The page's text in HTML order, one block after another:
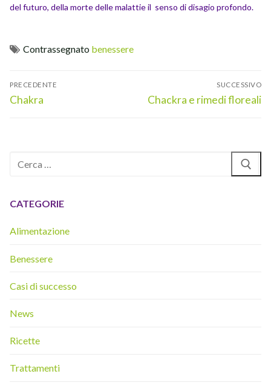
del futuro, della morte delle malattie il senso di disagio profondo.
Contrassegnato benessere
Navigazione
articoli
PRECEDENTE
Articolo
Chakra
SUCCESSIVO
Articolo
Chackra e rimedi floreali
CATEGORIE
Alimentazione
Benessere
Casi di successo
News
Ricette
Trattamenti